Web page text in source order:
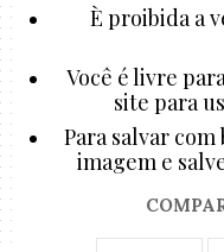
È proibida a
Você é livre
site para
Para salvar
imagem e